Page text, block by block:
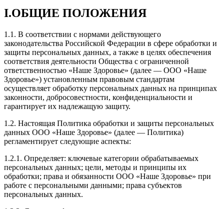
I.ОБЩИЕ ПОЛОЖЕНИЯ
1.1. В соответствии с нормами действующего
законодательства Российской Федерации в сфере обработки и
защиты персональных данных, а также в целях обеспечения
соответствия деятельности Общества с ограниченной
ответственностью «Наше Здоровье» (далее — ООО «Наше
Здоровье») установленным правовым стандартам
осуществляет обработку персональных данных на принципах
законности, добросовестности, конфиденциальности и
гарантирует их надлежащую защиту.
1.2. Настоящая Политика обработки и защиты персональных
данных ООО «Наше Здоровье» (далее — Политика)
регламентирует следующие аспекты:
1.2.1. Определяет: ключевые категории обрабатываемых
персональных данных; цели, методы и принципы их
обработки; права и обязанности ООО «Наше Здоровье» при
работе с персональными данными; права субъектов
персональных данных.